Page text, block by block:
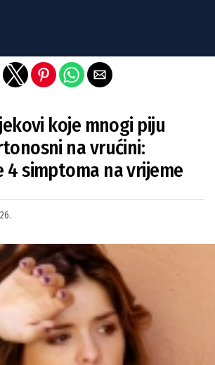
koje mnogi piju
na vrućini:
4 simptoma na vrijeme